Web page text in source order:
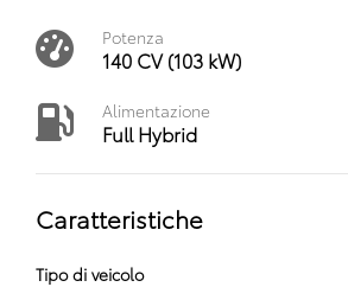
Potenza
140 CV (103 kW)
Alimentazione
Full Hybrid
Caratteristiche
Tipo di veicolo